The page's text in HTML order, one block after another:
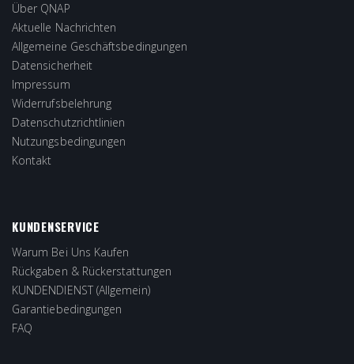
Über QNAP
Aktuelle Nachrichten
Allgemeine Geschäftsbedingungen
Datensicherheit
Impressum
Widerrufsbelehrung
Datenschutzrichtlinien
Nutzungsbedingungen
Kontakt
KUNDENSERVICE
Warum Bei Uns Kaufen
Rückgaben & Rückerstattungen
KUNDENDIENST (Allgemein)
Garantiebedingungen
FAQ